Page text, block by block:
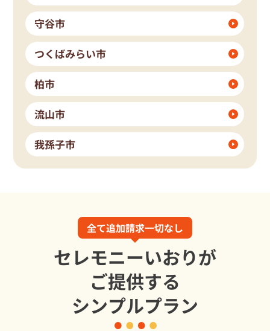
守谷市
つくばみらい市
柏市
流山市
我孫子市
全て追加請求一切なし
セレモニーいおりが
ご提供する
シンプルプラン